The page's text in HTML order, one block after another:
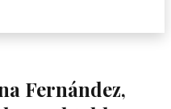
Fernández,